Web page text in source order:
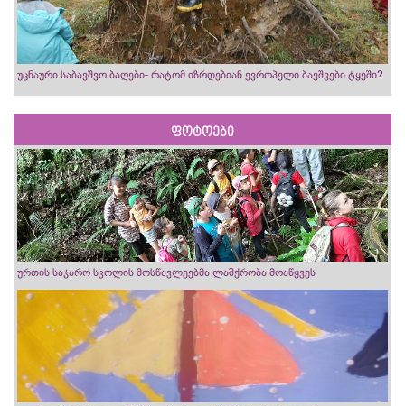
უცნაური საბავშვო ბაღები- რატომ იზრდებიან ევროპელი ბავშვები ტყეში?
ფოტოები
ურთის საჯარო სკოლის მოსწავლეებმა ლაშქრობა მოაწყვეს